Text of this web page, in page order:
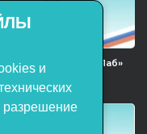
НТП «ЭнергияЛаб»
в реестр
РФ
и
разрешение